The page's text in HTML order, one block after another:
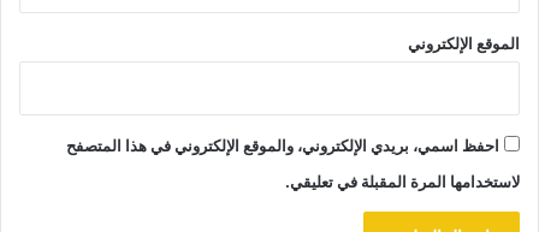
الموقع الإلكتروني
احفظ اسمي، بريدي الإلكتروني، والموقع الإلكتروني في هذا المتصفح
لاستخدامها المرة المقبلة في تعليقي.